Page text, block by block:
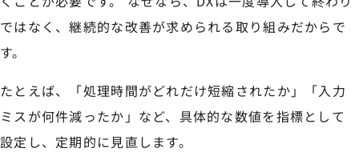
ではなく、継続的な改善が求められる取り組みだからで
す。
たとえば、「処理時間がどれだけ短縮されたか」「入力
ミスが何件減ったか」など、具体的な数値を指標として
設定し、定期的に見直します。